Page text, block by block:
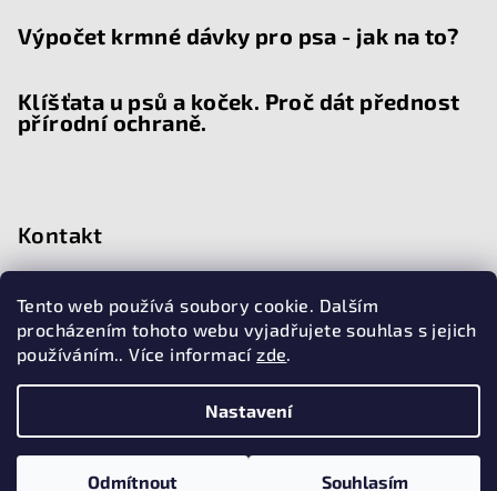
Tento web používá soubory cookie. Dalším
procházením tohoto webu vyjadřujete souhlas s jejich
používáním.. Více informacízde.
Nastavení
Odmítnout Souhlasím
Výpočet krmné dávky pro psa - jak na to?
Klíšťata u psů a koček. Proč dát přednost
přírodní ochraně.
Kontakt
776 015 209
Vytvořil Shoptet